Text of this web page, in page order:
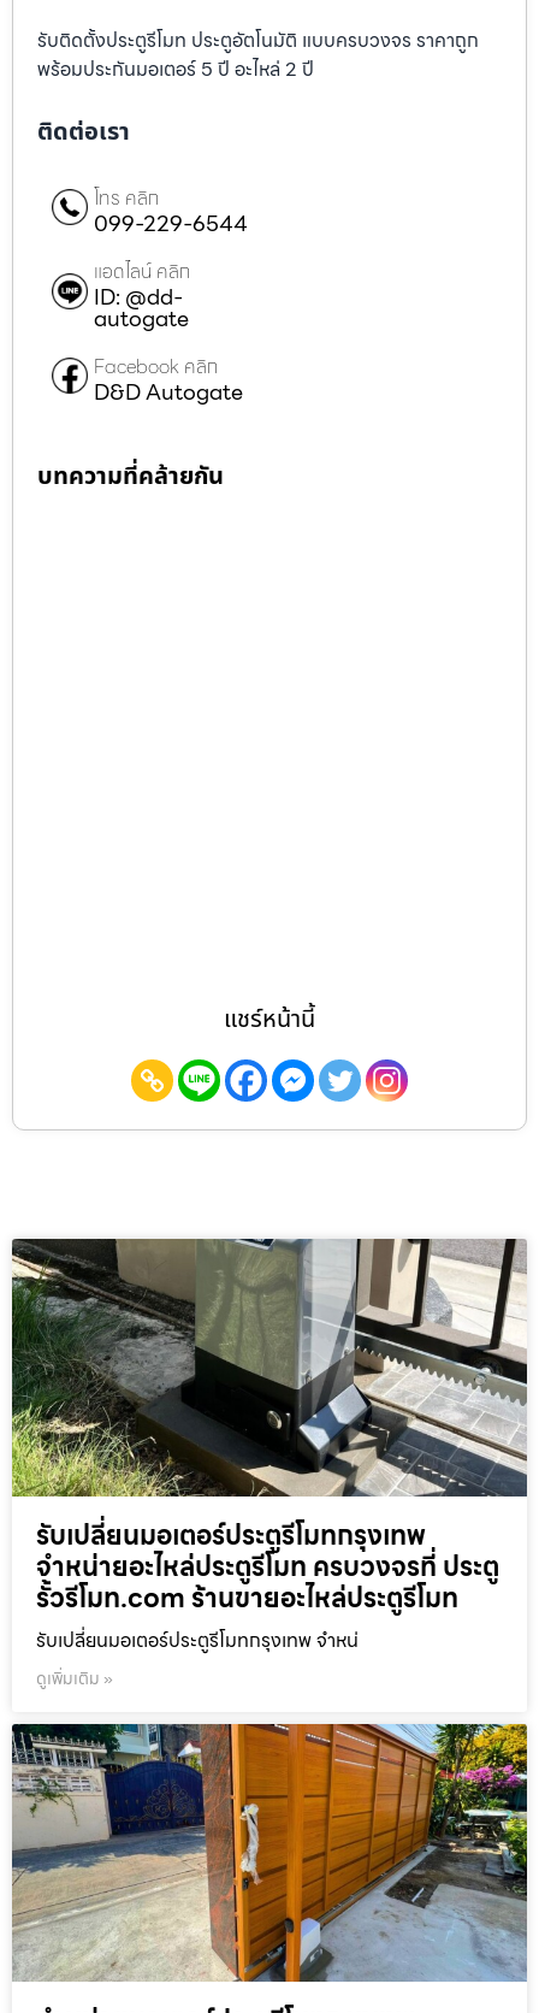
รับติดตั้งประตูรีโมท ประตูอัตโนมัติ แบบครบวงจร ราคาถูก
พร้อมประกันมอเตอร์ 5 ปี อะไหล่ 2 ปี
ติดต่อเรา
โทร คลิก
099-229-6544
แอดไลน์ คลิก
ID: @dd-
autogate
Facebook คลิก
D&D Autogate
บทความที่คล้ายกัน
แชร์หน้านี้
รับเปลี่ยนมอเตอร์ประตูรีโมทกรุงเทพ
จำหน่ายอะไหล่ประตูรีโมท ครบวงจรที่ ประตู
รั้วรีโมท.com ร้านขายอะไหล่ประตูรีโมท
รับเปลี่ยนมอเตอร์ประตูรีโมทกรุงเทพ จำหน่
ดูเพิ่มเติม »